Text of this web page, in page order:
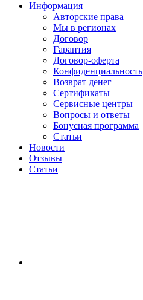
Информация
Авторские права
Мы в регионах
Договор
Гарантия
Договор-оферта
Конфиденциальность
Возврат денег
Сертификаты
Сервисные центры
Вопросы и ответы
Бонусная программа
Статьи
Новости
Отзывы
Статьи